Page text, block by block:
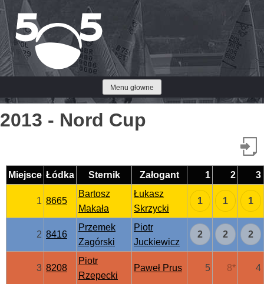
Przejdź
do
treści
Menu głowne
2013 - Nord Cup
Miejsce Łódka Sternik Załogant 1 2 3
1 8665
Bartosz
Makała
Łukasz
Skrzycki
1 1 1
2 8416
Przemek
Zagórski
Piotr
Juckiewicz
2 2 2
3 8208
Piotr
Rzepecki
Paweł Prus 5 8* 4